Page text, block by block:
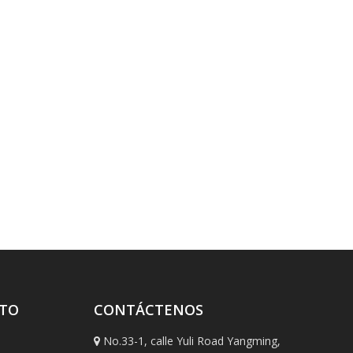
CONTÁCTENOS
 No.33-1, calle Yuli Road Yangming,